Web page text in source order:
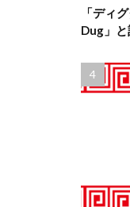
「ディ
Dug」と